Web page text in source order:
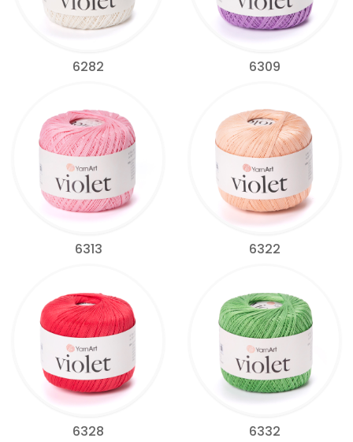
6282 6309
6313 6322
6328 6332